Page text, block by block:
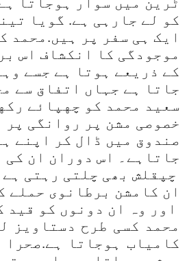
کو لے جارہی ہے. گویا
ایک ہی سفر پر ہیں.محمد
موجودگی کا انکشاف اس
کے ذریعے ہوتا ہے جسے
جاتا ہے جہاں اتفاق سے
سعید محمد کو چهپائے
خصوصی مشن پر روانگی پر
صندوق میں ڈال کر اپنے
جاتاہے۔ اس دوران ان کی
چپقلش بھی چلتی رہتی
ان کامشن برطانوی حملے
اور وہ ان دونوں کو قید
محمد کسی طرح دستاویز
کامیاب ہوجاتا